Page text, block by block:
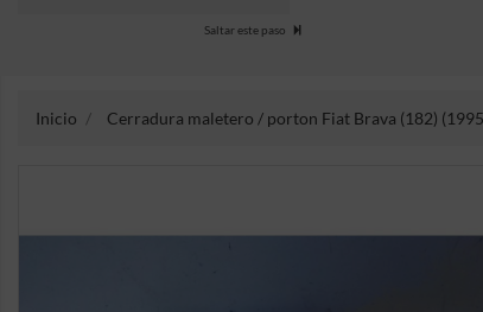
Saltar este paso
Inicio Cerradura maletero / porton Fiat Brava (182)